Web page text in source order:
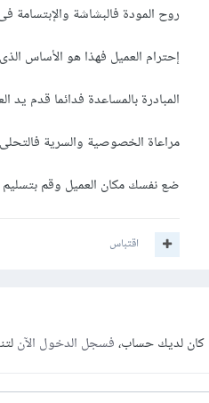
روح المودة فالبشاشة والإبتسامة
إحترام العميل فهذا هو الأساس
المبادرة بالمساعدة فدائما قدم يد
مراعاة الخصوصية والسرية
ضع نفسك مكان العميل وقم
اقتباس
كان لديك حساب،فسجل الدخول الآن